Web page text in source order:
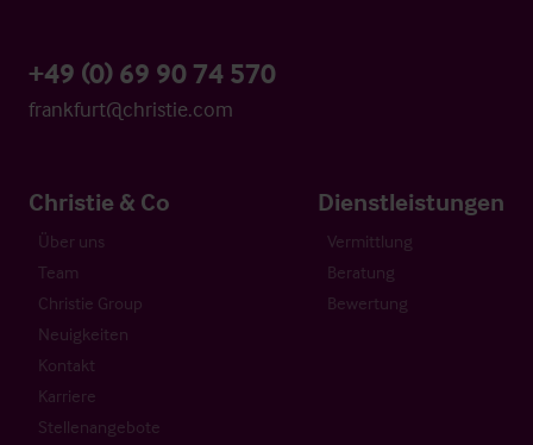
+49 (0) 69 90 74 570
frankfurt@christie.com
Christie & Co
Über uns
Team
Christie Group
Neuigkeiten
Kontakt
Karriere
Stellenangebote
Dienstleistungen
Vermittlung
Beratung
Bewertung